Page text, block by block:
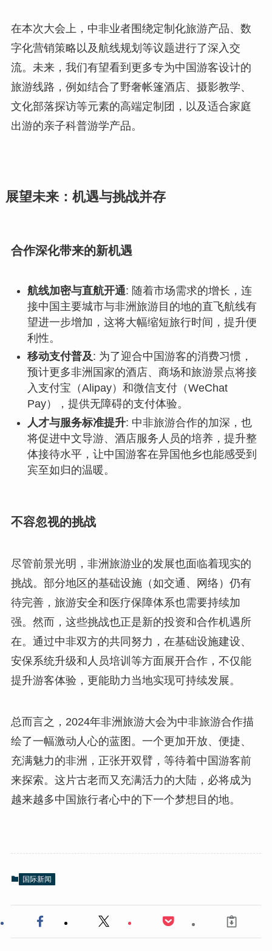
在本次大会上，中非业者围绕定制化旅游产品、数
字化营销策略以及航线规划等议题进行了深入交
流。未来，我们有望看到更多专为中国游客设计的
旅游线路，例如结合了野奢帐篷酒店、摄影教学、
文化部落探访等元素的高端定制团，以及适合家庭
出游的亲子科普游学产品。
展望未来：机遇与挑战并存
合作深化带来的新机遇
航线加密与直航开通: 随着市场需求的增长，连
接中国主要城市与非洲旅游目的地的直飞航线有
望进一步增加，这将大幅缩短旅行时间，提升便
利性。
移动支付普及: 为了迎合中国游客的消费习惯，
预计更多非洲国家的酒店、商场和旅游景点将接
入支付宝（Alipay）和微信支付（WeChat
Pay），提供无障碍的支付体验。
人才与服务标准提升: 中非旅游合作的加深，也
将促进中文导游、酒店服务人员的培养，提升整
体接待水平，让中国游客在异国他乡也能感受到
宾至如归的温暖。
不容忽视的挑战
尽管前景光明，非洲旅游业的发展也面临着现实的
挑战。部分地区的基础设施（如交通、网络）仍有
待完善，旅游安全和医疗保障体系也需要持续加
强。然而，这些挑战也正是新的投资和合作机遇所
在。通过中非双方的共同努力，在基础设施建设、
安保系统升级和人员培训等方面展开合作，不仅能
提升游客体验，更能助力当地实现可持续发展。
总而言之，2024年非洲旅游大会为中非旅游合作描
绘了一幅激动人心的蓝图。一个更加开放、便捷、
充满魅力的非洲，正张开双臂，等待着中国游客前
来探索。这片古老而又充满活力的大陆，必将成为
越来越多中国旅行者心中的下一个梦想目的地。
国际新闻